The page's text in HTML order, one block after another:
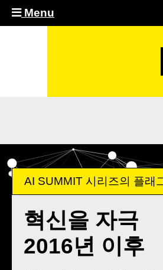
Menu
AI SUMMIT 시리즈의 플래
혁신을 자극
2016년 이후